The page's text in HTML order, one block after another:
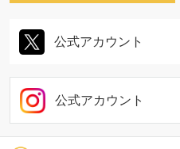
公式アカウント
公式アカウント